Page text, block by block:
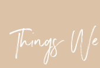
Things